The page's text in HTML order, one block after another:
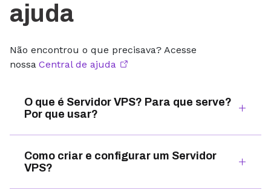
ajuda
Não encontrou o que precisava? Acesse
nossa Central de ajuda
O que é Servidor VPS? Para que serve?
Por que usar?
Como criar e configurar um Servidor
VPS?